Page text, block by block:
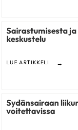
Sairastumisesta
keskustelu
LUE ARTIKKELI
Sydänsairaan
voitettavissa